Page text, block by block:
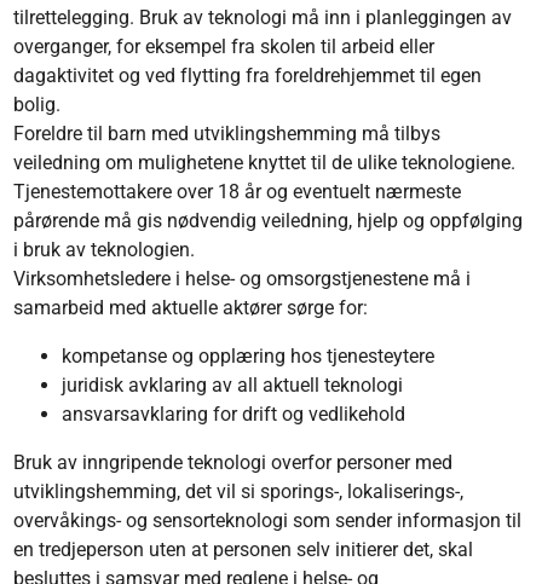
tilrettelegging. Bruk av teknologi må inn i planleggingen av
overganger, for eksempel fra skolen til arbeid eller
dagaktivitet og ved flytting fra foreldrehjemmet til egen
bolig.
Foreldre til barn med utviklingshemming må tilbys
veiledning om mulighetene knyttet til de ulike teknologiene.
Tjenestemottakere over 18 år og eventuelt nærmeste
pårørende må gis nødvendig veiledning, hjelp og oppfølging
i bruk av teknologien.
Virksomhetsledere i helse- og omsorgstjenestene må i
samarbeid med aktuelle aktører sørge for:
kompetanse og opplæring hos tjenesteytere
juridisk avklaring av all aktuell teknologi
ansvarsavklaring for drift og vedlikehold
Bruk av inngripende teknologi overfor personer med
utviklingshemming, det vil si sporings-, lokaliserings-,
overvåkings- og sensorteknologi som sender informasjon til
en tredjeperson uten at personen selv initierer det, skal
besluttes i samsvar med reglene i helse- og